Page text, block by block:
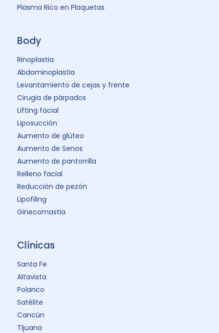
Plasma Rico en Plaquetas
Body
Rinoplastia
Abdominoplastia
Levantamiento de cejas y frente
Cirugia de párpados
Lifting facial
Liposucción
Aumento de glúteo
Aumento de Senos
Aumento de pantorrilla
Relleno facial
Reducción de pezón
Lipofiling
Ginecomastia
Clínicas
Santa Fe
Altavista
Polanco
Satélite
Cancún
Tijuana